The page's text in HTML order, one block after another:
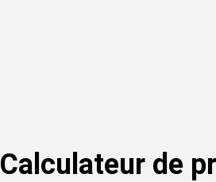
Calculateur de